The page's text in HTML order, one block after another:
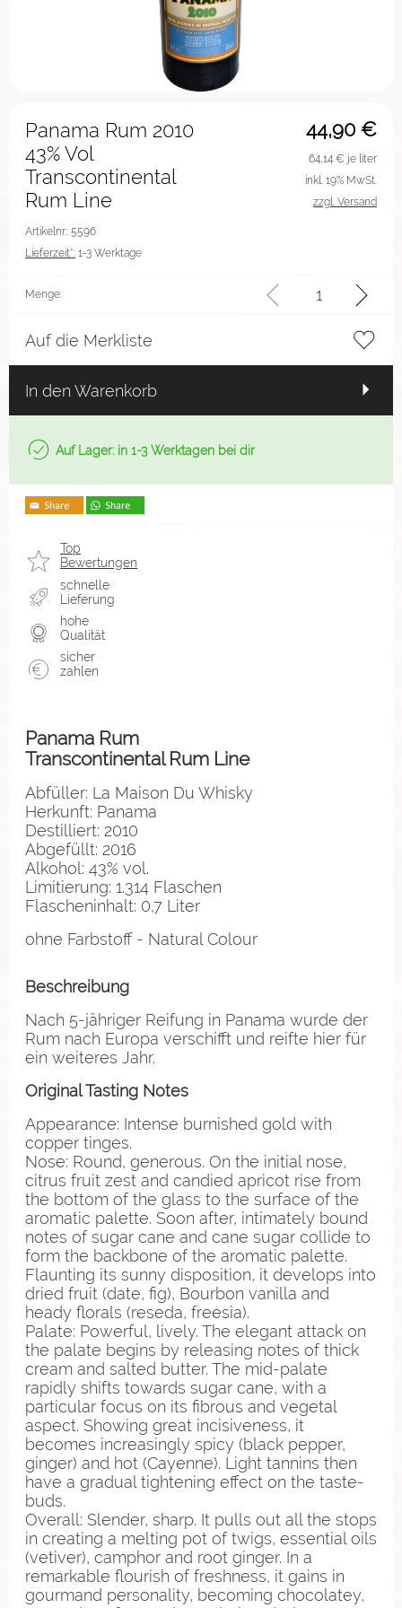
44,90 €
Panama Rum 2010
43% Vol
Transcontinental
Rum Line
Artikelnr.: 5596
Lieferzeit*: 1-3 Werktage
64,14 € je liter
inkl. 19% MwSt.
zzgl. Versand
Menge:
Auf die Merkliste
In den Warenkorb
Auf Lager: in 1-3 Werktagen bei dir
Top
Bewertungen
schnelle
Lieferung
hohe
Qualität
sicher
zahlen
Panama Rum
Transcontinental Rum Line
Abfüller: La Maison Du Whisky
Herkunft: Panama
Destilliert: 2010
Abgefüllt: 2016
Alkohol: 43% vol.
Limitierung: 1.314 Flaschen
Flascheninhalt: 0,7 Liter
ohne Farbstoff - Natural Colour
Beschreibung
Nach 5-jähriger Reifung in Panama wurde der
Rum nach Europa verschifft und reifte hier für
ein weiteres Jahr.
Original Tasting Notes
Appearance: Intense burnished gold with
copper tinges.
Nose: Round, generous. On the initial nose,
citrus fruit zest and candied apricot rise from
the bottom of the glass to the surface of the
aromatic palette. Soon after, intimately bound
notes of sugar cane and cane sugar collide to
form the backbone of the aromatic palette.
Flaunting its sunny disposition, it develops into
dried fruit (date, fig), Bourbon vanilla and
heady florals (reseda, freesia).
Palate: Powerful, lively. The elegant attack on
the palate begins by releasing notes of thick
cream and salted butter. The mid-palate
rapidly shifts towards sugar cane, with a
particular focus on its fibrous and vegetal
aspect. Showing great incisiveness, it
becomes increasingly spicy (black pepper,
ginger) and hot (Cayenne). Light tannins then
have a gradual tightening effect on the taste-
buds.
Overall: Slender, sharp. It pulls out all the stops
in creating a melting pot of twigs, essential oils
(vetiver), camphor and root ginger. In a
remarkable flourish of freshness, it gains in
gourmand personality, becoming chocolatey,